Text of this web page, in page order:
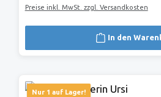
Preise inkl. MwSt. zzgl. Versandkosten
In den
Nur 1 auf Lager!